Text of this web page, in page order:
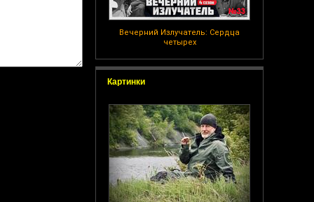
Вечерний Излучатель: Сердца
четырех
Картинки